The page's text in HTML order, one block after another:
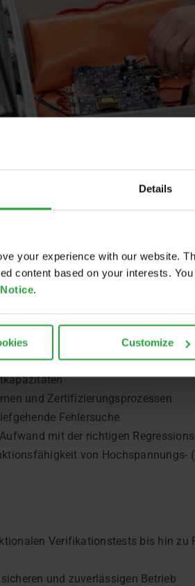
Details
your experience with our website.
content based on your interests.
.
Customize
und Konformität sicherstellen
Standards erfüllt – ohne die
hin zur vollständigen
sicherzustellen und
ohne an Effizienz einzubüßen, ist
und Zertifizierungsprozessen
Fehlersuche
mit der richtigen
von Hochspannungs-
Verifikationstests bis hin
und zuverlässigen Betrieb